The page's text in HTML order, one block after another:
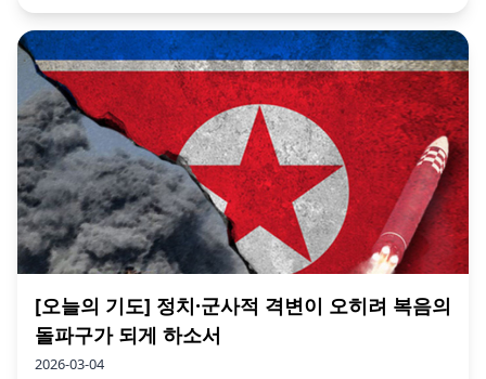
[오늘의 기도] 정치·군사적 격변이 오히려 복음의
돌파구가 되게 하소서
2026-03-04